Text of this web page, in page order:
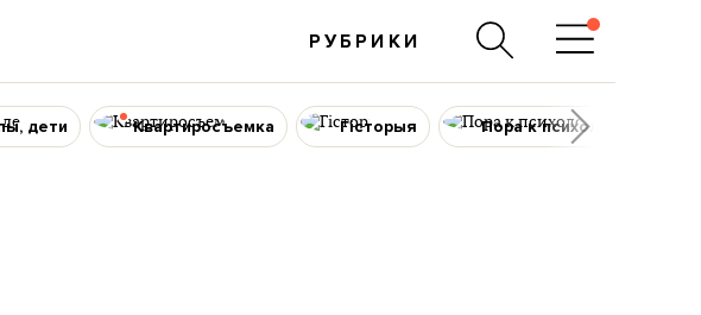
РУБРИКИ
дети Квартиросъемка Гісторыя Пора к психологу